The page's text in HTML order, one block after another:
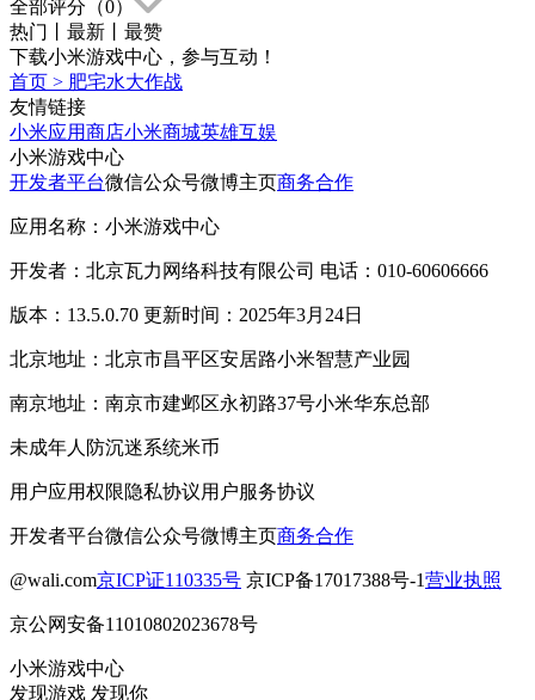
全部评分（0）
热门
最新
最赞
下载小米游戏中心，参与互动！
首页 > 肥宅水大作战
友情链接
小米应用商店小米商城英雄互娱
小米游戏中心
开发者平台微信公众号微博主页商务合作
应用名称：小米游戏中心
开发者：北京瓦力网络科技有限公司 电话：010-60606666
版本：13.5.0.70 更新时间：2025年3月24日
北京地址：北京市昌平区安居路小米智慧产业园
南京地址：南京市建邺区永初路37号小米华东总部
未成年人防沉迷系统米币
用户应用权限隐私协议用户服务协议
开发者平台微信公众号微博主页商务合作
@wali.com京ICP证110335号 京ICP备17017388号-1营业执照
京公网安备11010802023678号
小米游戏中心
发现游戏 发现你